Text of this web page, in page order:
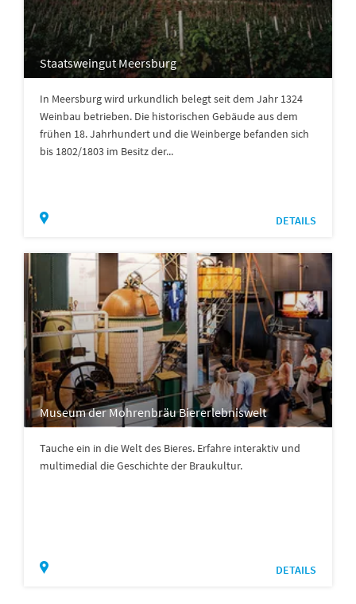
Staatsweingut Meersburg
In Meersburg wird urkundlich belegt seit dem Jahr 1324
Weinbau betrieben. Die historischen Gebäude aus dem
frühen 18. Jahrhundert und die Weinberge befanden sich
bis 1802/1803 im Besitz der...
DETAILS
Museum der Mohrenbräu Biererlebniswelt
Tauche ein in die Welt des Bieres. Erfahre interaktiv und
multimedial die Geschichte der Braukultur.
DETAILS